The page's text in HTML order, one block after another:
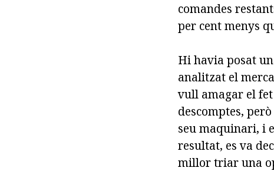
comandes
per cent menys
Hi havia posat
analitzat el
vull amagar el fet
descomptes,
seu maquinari, i
resultat, es va
millor triar una